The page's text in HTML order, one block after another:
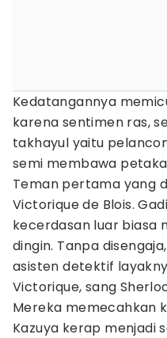
Kedatangannya
karena sentimen ras,
takhayul yaitu
semi membawa
Teman pertama yang
Victorique de Blois.
kecerdasan luar biasa
dingin. Tanpa
asisten detektif
Victorique, sang
Mereka memecahkan
Kazuya kerap menjadi